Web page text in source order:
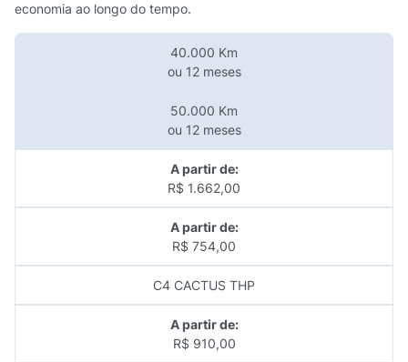
economia ao longo do tempo.
40.000 Km
ou 12 meses
50.000 Km
ou 12 meses
A partir de:
R$ 1.662,00
A partir de:
R$ 754,00
C4 CACTUS THP
A partir de:
R$ 910,00